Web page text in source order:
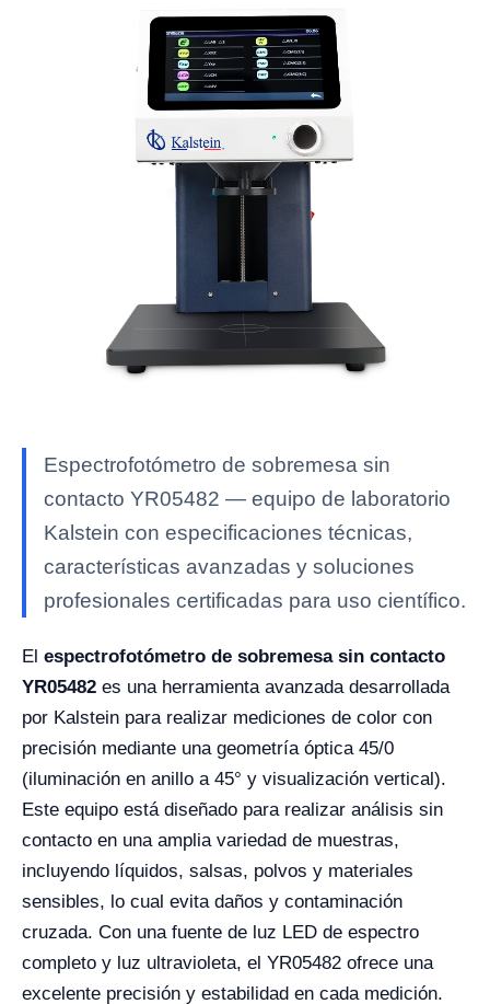
Espectrofotómetro de sobremesa sin
contacto YR05482 — equipo de laboratorio
Kalstein con especificaciones técnicas,
características avanzadas y soluciones
profesionales certificadas para uso científico.
El espectrofotómetro de sobremesa sin contacto
YR05482 es una herramienta avanzada desarrollada
por Kalstein para realizar mediciones de color con
precisión mediante una geometría óptica 45/0
(iluminación en anillo a 45° y visualización vertical).
Este equipo está diseñado para realizar análisis sin
contacto en una amplia variedad de muestras,
incluyendo líquidos, salsas, polvos y materiales
sensibles, lo cual evita daños y contaminación
cruzada. Con una fuente de luz LED de espectro
completo y luz ultravioleta, el YR05482 ofrece una
excelente precisión y estabilidad en cada medición.